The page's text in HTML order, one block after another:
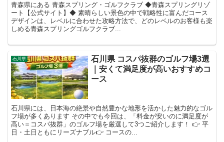
青森県にある 青森スプリング・ゴルフクラブ ◆青森スプリングリゾ
ート【公式サイト】◆ 素晴らしい景色の中で戦略性に富んだコース
デザインは、レベルに合わせた攻略方法で、どのレベルのお客様も楽
しめる青森スプリングゴルフクラブ...
石川県
石川県 コスパ抜群のゴルフ場3選
｜安くて満足度が高いおすすめコ
ース
石川県には、日本海の絶景や自然豊かな地形を活かした魅力的なゴル
フ場が多くあります その中でも今回は、「料金が安いのに満足度が
高い＝コスパ抜群」のゴルフ場を厳選して3つご紹介します！ 👉 平
日・土日ともにリーズナブル👉 コースの...